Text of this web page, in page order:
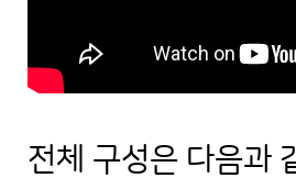
전체 구성은 다음과